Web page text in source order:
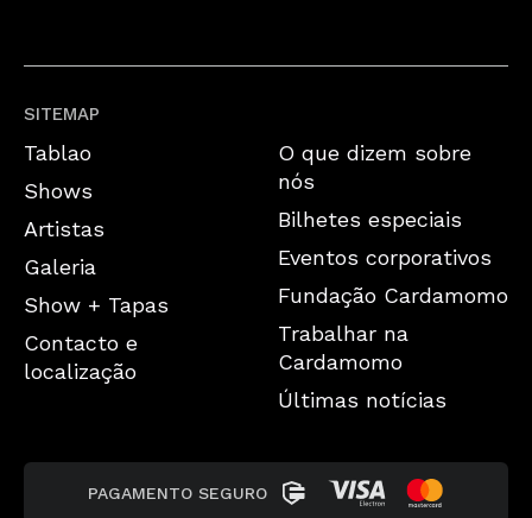
SITEMAP
Tablao
Shows
Artistas
Galeria
Show + Tapas
Contacto e
localização
O que dizem sobre
nós
Bilhetes especiais
Eventos corporativos
Fundação Cardamomo
Trabalhar na
Cardamomo
Últimas notícias
PAGAMENTO SEGURO